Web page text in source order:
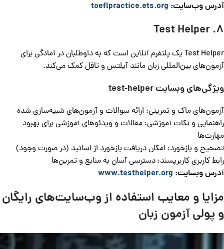
آدرس وب‌سایت: toeflpractice.ets.org
8. Test Helper
Test Helper یک پلتفرم آنلاین است که به داوطلبان در آمادگی برای
آزمون‌های بین‌المللی زبان مانند آیلتس و تافل کمک می‌کند.
ویژگی‌های وبسایتtest-helper
آزمون‌های ماک و تمرینی: ارائه سوالات و آزمون‌های شبیه‌سازی شده
راهنمایی و نکات آموزشی: مقالات و ویدئوهای آموزشی برای بهبود
مهارت‌ها
تصحیح و بازخورد: امکان دریافت بازخورد از اساتید (در صورت وجود)
رابط کاربری کاربرپسند: دسترسی آسان به منابع و تمرین‌ها
آدرس وبسایت: www.testhelper.org
مزایا و معایب استفاده از وب‌سایت‌های رایگان
و پولی آزمون زبان